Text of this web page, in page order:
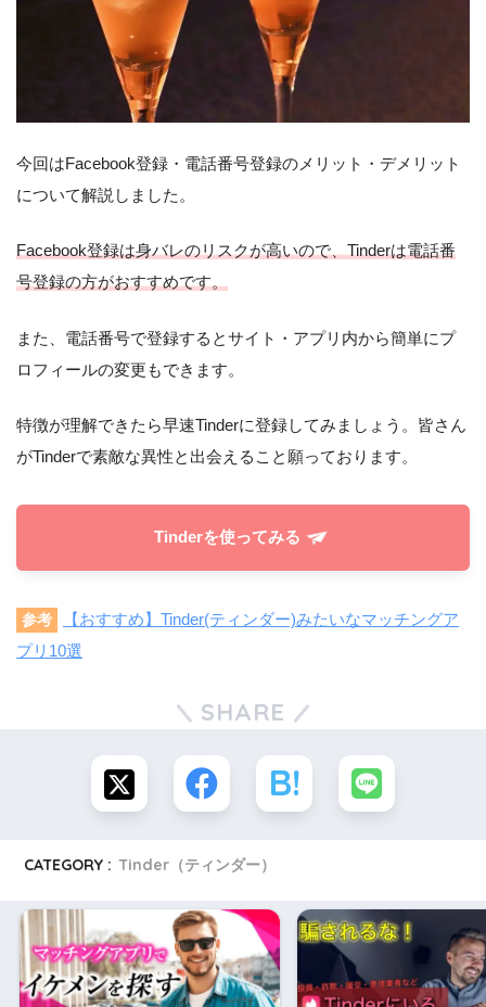
今回はFacebook登録・電話番号登録のメリット・デメリット
について解説しました。
Facebook登録は身バレのリスクが高いので、Tinderは電話番
号登録の方がおすすめです。
また、電話番号で登録するとサイト・アプリ内から簡単にプ
ロフィールの変更もできます。
特徴が理解できたら早速Tinderに登録してみましょう。皆さん
がTinderで素敵な異性と出会えること願っております。
Tinderを使ってみる
参考
【おすすめ】Tinder(ティンダー)みたいなマッチングア
プリ10選
SHARE
CATEGORY : Tinder（ティンダー）